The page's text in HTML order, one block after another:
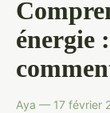
énergie
Aya — 17 février